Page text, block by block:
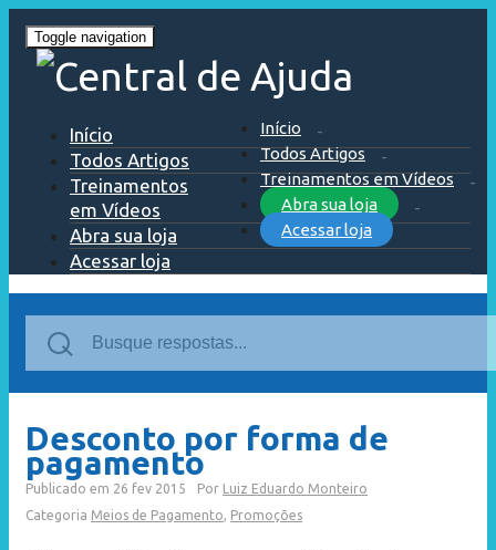
Toggle navigation
Início
Todos Artigos
Treinamentos em Vídeos
Abra sua loja
Acessar loja
Início
Todos Artigos
Treinamentos
em Vídeos
Abra sua loja
Acessar loja
Desconto por forma de
pagamento
Publicado em 26 fev 2015 Por Luiz Eduardo Monteiro
Categoria Meios de Pagamento, Promoções